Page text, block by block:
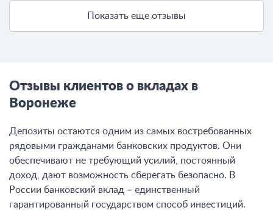
Показать еще отзывы
Отзывы клиентов о вкладах в
Воронеже
Депозиты остаются одним из самых востребованных
рядовыми гражданами банковских продуктов. Они
обеспечивают не требующий усилий, постоянный
доход, дают возможность сберегать безопасно. В
России банковский вклад – единственный
гарантированный государством способ инвестиций.